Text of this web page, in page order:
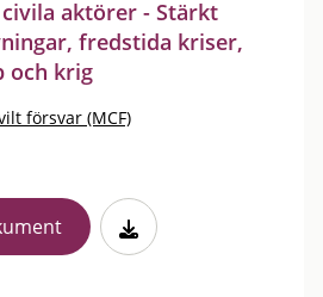
aktörer - Stärkt
fredstida kriser,
och krig
försvar (MCF)